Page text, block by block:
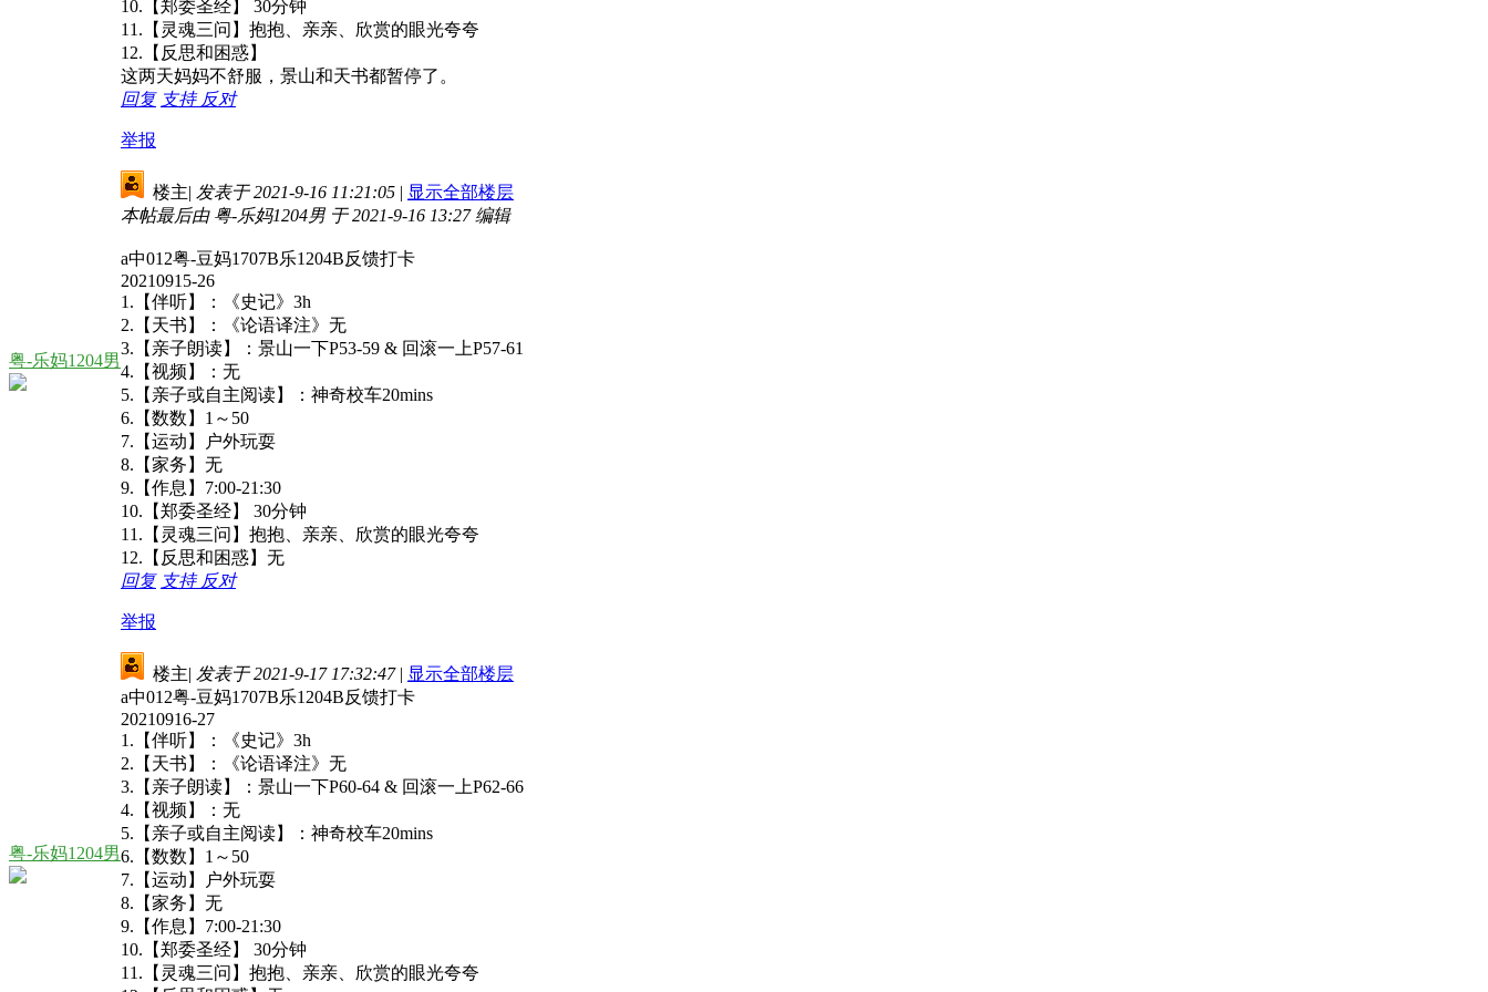
10.【郑委圣经】 30分钟
11.【灵魂三问】抱抱、亲亲、欣赏的眼光夸夸
12.【反思和困惑】
这两天妈妈不舒服，景山和天书都暂停了。
回复 支持 反对
举报
粤-乐妈1204男
楼主| 发表于 2021-9-16 11:21:05 | 显示全部楼层
本帖最后由 粤-乐妈1204男 于 2021-9-16 13:27 编辑
a中012粤-豆妈1707B乐1204B反馈打卡
20210915-26
1.【伴听】：《史记》3h
2.【天书】：《论语译注》无
3.【亲子朗读】：景山一下P53-59 & 回滚一上P57-61
4.【视频】：无
5.【亲子或自主阅读】：神奇校车20mins
6.【数数】1～50
7.【运动】户外玩耍
8.【家务】无
9.【作息】7:00-21:30
10.【郑委圣经】 30分钟
11.【灵魂三问】抱抱、亲亲、欣赏的眼光夸夸
12.【反思和困惑】无
回复 支持 反对
举报
粤-乐妈1204男
楼主| 发表于 2021-9-17 17:32:47 | 显示全部楼层
a中012粤-豆妈1707B乐1204B反馈打卡
20210916-27
1.【伴听】：《史记》3h
2.【天书】：《论语译注》无
3.【亲子朗读】：景山一下P60-64 & 回滚一上P62-66
4.【视频】：无
5.【亲子或自主阅读】：神奇校车20mins
6.【数数】1～50
7.【运动】户外玩耍
8.【家务】无
9.【作息】7:00-21:30
10.【郑委圣经】 30分钟
11.【灵魂三问】抱抱、亲亲、欣赏的眼光夸夸